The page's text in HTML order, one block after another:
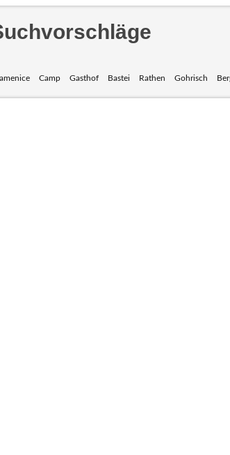
Camp Gasthof Bastei Rathen Gohrisch